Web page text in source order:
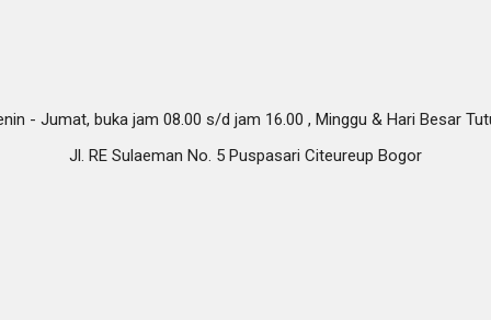
- Jumat, buka jam 08.00 s/d jam 16.00 , Minggu & Hari Besar
Jl. RE Sulaeman No. 5 Puspasari Citeureup Bogor